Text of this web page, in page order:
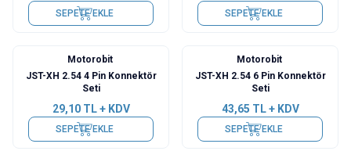
SEPETE EKLE SEPETE EKLE
Motorobit
JST-XH 2.54 4 Pin Konnektör
Seti
29,10TL + KDV
SEPETE EKLE
Motorobit
JST-XH 2.54 6 Pin Konnektör
Seti
43,65 TL + KDV
SEPETE EKLE